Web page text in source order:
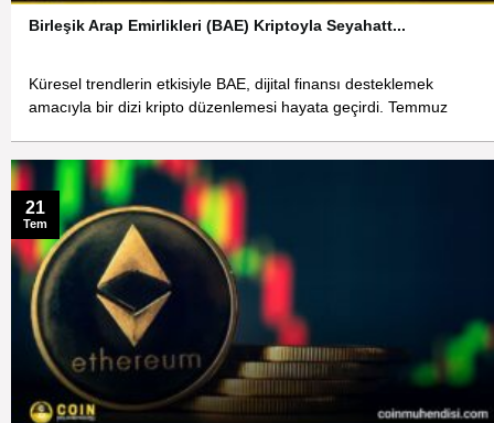
Birleşik Arap Emirlikleri (BAE) Kriptoyla Seyahatt...
Küresel trendlerin etkisiyle BAE, dijital finansı desteklemek
amacıyla bir dizi kripto düzenlemesi hayata geçirdi. Temmuz
21
Tem